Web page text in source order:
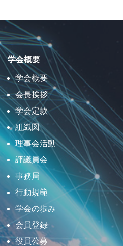
学会概要
学会概要
会長挨拶
学会定款
組織図
理事会活動
評議員会
事務局
行動規範
学会の歩み
会員登録
役員公募